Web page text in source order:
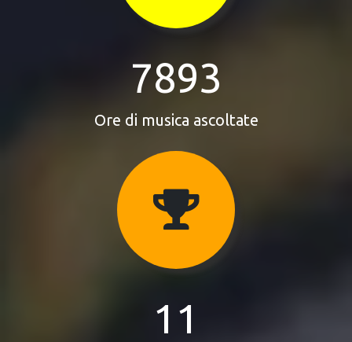
7893
Ore di musica ascoltate
11